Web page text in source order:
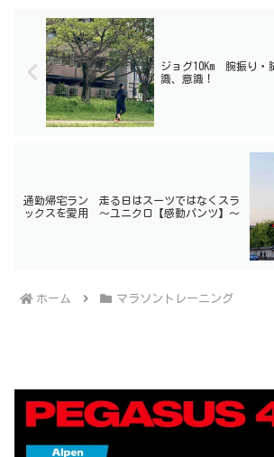
ジョグ10Km 腕振り・
識、意識！
通勤帰宅ラン 走る日はスーツではなくスラ
ックスを愛用 〜ユニクロ【感動パンツ】〜
ホーム マラソントレーニング